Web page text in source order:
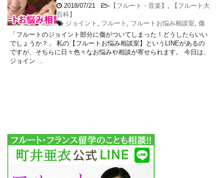
2018/07/21 - 【フルート・音楽】
【フルート大
百科】
ジョイント
フルート フルートお悩み相談室 傷
「フルートのジョイント部分に傷がついてしまった！どうしたらいい
でしょうか？」 私の【フルートお悩み相談室】というLINEがあるの
ですが、そちらに日々色々なお悩みや相談が寄せられます。 今日は、
ジョイン …